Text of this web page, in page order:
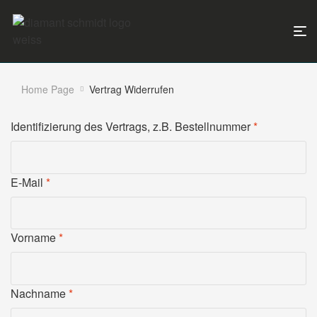
Home Page Vertrag Widerrufen
Identifizierung des Vertrags, z.B. Bestellnummer*
E-Mail *
E
a
Vorname*
Nachname*